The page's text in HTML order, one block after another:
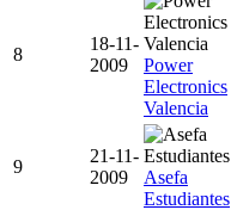
8
18-11-
2009
Power
Electronics
Valencia
9
21-11-
2009
Asefa
Estudiantes